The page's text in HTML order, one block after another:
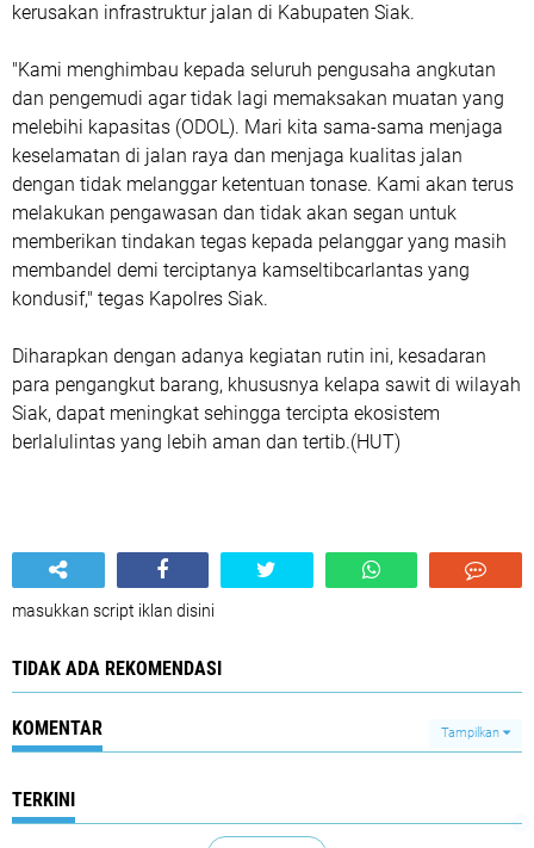
kerusakan infrastruktur jalan di Kabupaten Siak.
"Kami menghimbau kepada seluruh pengusaha angkutan
dan pengemudi agar tidak lagi memaksakan muatan yang
melebihi kapasitas (ODOL). Mari kita sama-sama menjaga
keselamatan di jalan raya dan menjaga kualitas jalan
dengan tidak melanggar ketentuan tonase. Kami akan terus
melakukan pengawasan dan tidak akan segan untuk
memberikan tindakan tegas kepada pelanggar yang masih
membandel demi terciptanya kamseltibcarlantas yang
kondusif," tegas Kapolres Siak.
Diharapkan dengan adanya kegiatan rutin ini, kesadaran
para pengangkut barang, khususnya kelapa sawit di wilayah
Siak, dapat meningkat sehingga tercipta ekosistem
berlalulintas yang lebih aman dan tertib.(HUT)
masukkan script iklan disini
TIDAK ADA REKOMENDASI
KOMENTAR Tampilkan
TERKINI